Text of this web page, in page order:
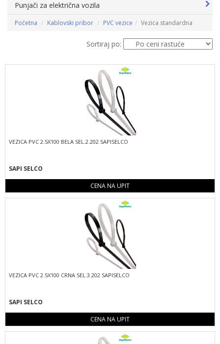
Punjači za električna vozila
Početna Kablovski pribor PVC vezice Vezica standardna
Sortiraj po:
VEZICA PVC 2.5X100 BELA SEL.2.202 SAPISELCO
SAPI SELCO
CENA NA UPIT
VEZICA PVC 2.5X100 CRNA SEL.3.202 SAPISELCO
SAPI SELCO
CENA NA UPIT